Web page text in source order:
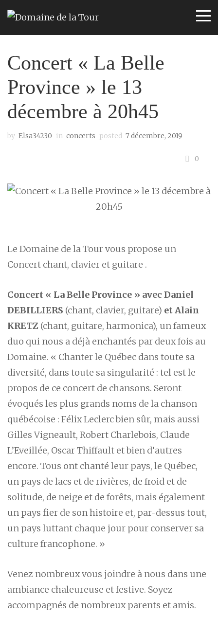
Concert « La Belle
Province » le 13
décembre à 20h45
by Elsa34230 in concerts posted 7 décembre, 2019
0
Le Domaine de la Tour vous propose un
Concert chant, clavier et guitare .
Concert « La Belle Province » avec Daniel
DEBILLIERS (chant, clavier, guitare) et Alain
KRETZ (chant, guitare, harmonica), un fameux
duo qui nous a déjà enchantés par deux fois au
Domaine. « Chanter le Québec dans toute sa
diversité, dans toute sa singularité : tel est le
propos de ce concert de chansons. Seront
évoqués les plus grands noms de la chanson
québécoise : Félix Leclerc bien sûr, mais aussi
Gilles Vigneault, Robert Charlebois, Claude
L’Eveillée, Oscar Thiffault et bien d’autres
encore. Tous ont chanté leur pays, le Québec,
un pays de lacs et de rivières, de froid et de
solitude, de neige et de forêts, mais également
un pays fier de son histoire et, par-dessus tout,
un pays luttant chaque jour pour conserver sa
culture francophone. »
Venez nombreux vous joindre à nous dans une
ambiance chaleureuse et festive. Soyez
accompagnés de nombreux parents et amis.